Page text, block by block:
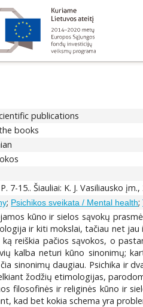
publications
books
7-15.. Šiauliai: K. J. Vasiliausko
; Psichikos sveikata / Mental health;
kūno ir sielos sąvokų
ir kiti mokslai, tačiau net
ką reiškia pačios sąvokos, o
kalba neturi kūno sinonimų;
sinonimų daugiau. Psichika ir
žodžių etimologijas,
filosofinės ir religinės kūno ir
kad bet kokia schema yra